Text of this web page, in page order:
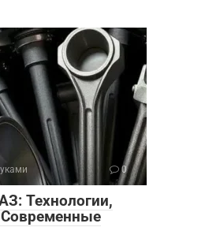
0
Технологии,